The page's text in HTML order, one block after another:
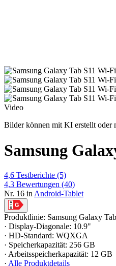
Video
Bilder können mit KI erstellt oder
Samsung
4,6 Testberichte (5)
4,3 Bewertungen (40)
Nr. 16 in Android-Tablet
Produktlinie: Samsung Galaxy Tab
· Display-Diagonale: 10.9"
· HD-Standard: WQXGA
· Speicherkapazität: 256 GB
· Arbeitsspeicherkapazität: 12 GB
· Alle Produktdetails